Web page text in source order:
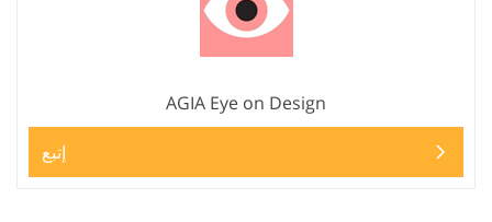
AGIA Eye on Design
إتبع